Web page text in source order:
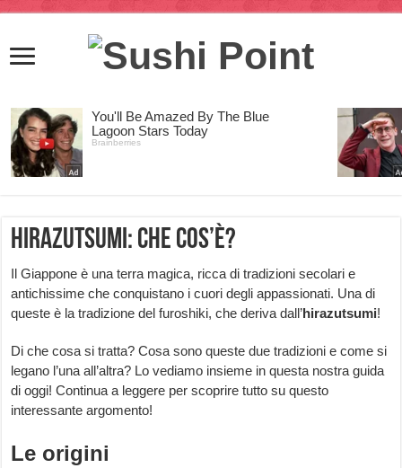
Hirazutsumi: che cos’è?
Il Giappone è una terra magica, ricca di tradizioni secolari e
antichissime che conquistano i cuori degli appassionati. Una di
queste è la tradizione del furoshiki, che deriva dall’hirazutsumi!
Di che cosa si tratta? Cosa sono queste due tradizioni e come si
legano l’una all’altra? Lo vediamo insieme in questa nostra guida
di oggi! Continua a leggere per scoprire tutto su questo
interessante argomento!
Le origini